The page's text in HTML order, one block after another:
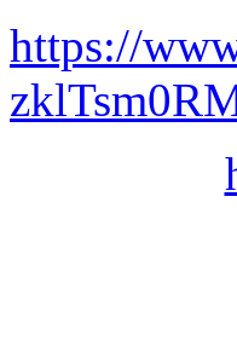
https://